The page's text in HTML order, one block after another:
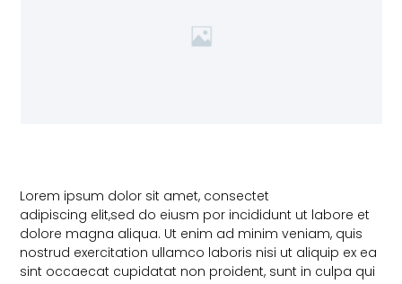
Lorem ipsum dolor sit amet, consectet
adipiscing elit,sed do eiusm por incididunt ut labore et
dolore magna aliqua. Ut enim ad minim veniam, quis
nostrud exercitation ullamco laboris nisi ut aliquip ex ea
sint occaecat cupidatat non proident, sunt in culpa qui